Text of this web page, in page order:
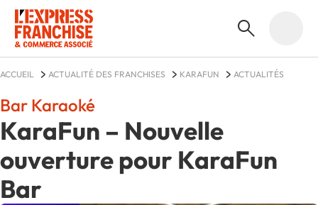
ACCUEIL ACTUALITÉ DES FRANCHISES KARAFUN ACTUALITÉS
KaraFun – Nouvelle
ouverture pour KaraFun
Bar
Bar Karaoké